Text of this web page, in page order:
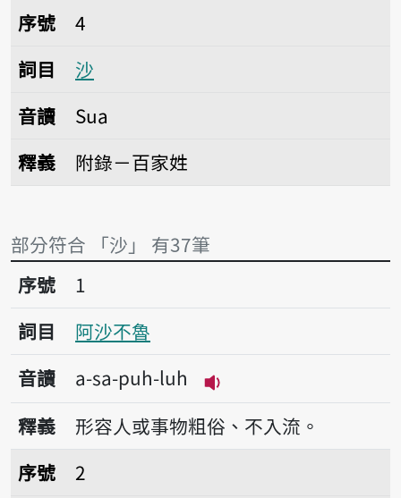
序號4沙
序號
4
詞目
沙
音讀
Sua
釋義
附錄－百家姓
部分符合 「沙」 有37筆
序號1阿沙不魯
序號
1
詞目
阿沙不魯
音讀
a-sa-puh-luh
播放音讀a-sa-puh-luh
釋義
形容人或事物粗俗、不入流。
序號2海沙埔
序號
2